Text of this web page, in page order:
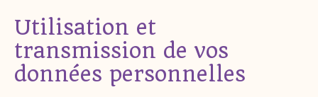
Utilisation et
transmission de vos
données personnelles